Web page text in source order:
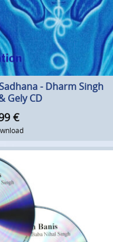
- Dharm Singh
Gely CD
€